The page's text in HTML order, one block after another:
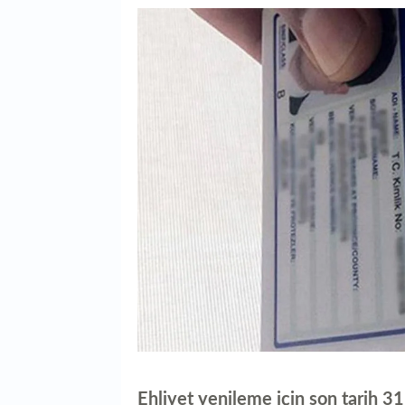
Ehliyet yenileme için son tarih